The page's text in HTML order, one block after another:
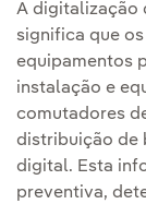
A digitalização
significa que
equipamentos
instalação e
comutadores
distribuição de
digital. Esta
preventiva,